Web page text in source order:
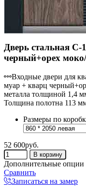
Дверь стальная
черный+орех
Входные двери для
муар + кварц
металла толщиной 1,4
Толщина полотна 113
Размеры по
52 600руб.
Дополнительные опции
Сравнить
Записаться на замер